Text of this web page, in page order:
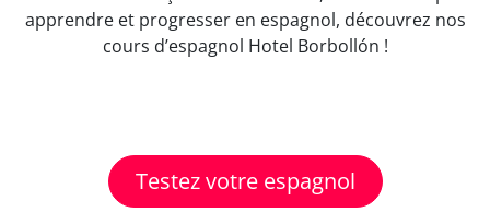
apprendre et progresser en espagnol, découvrez nos
cours d’espagnol Hotel Borbollón !
Testez votre espagnol